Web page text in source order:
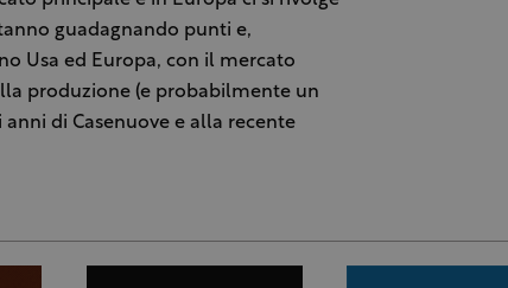
guadagnando punti e,
Usa ed Europa, con il mercato
produzione (e probabilmente un
di Casenuove e alla recente